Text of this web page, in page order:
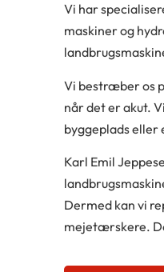
Vi har
maskiner og
Vi bestræber os
når det er akut.
byggeplads eller
Karl Emil
Dermed kan vi
mejetærskere.